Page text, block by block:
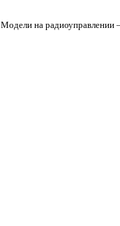
Модели на радиоуправлении